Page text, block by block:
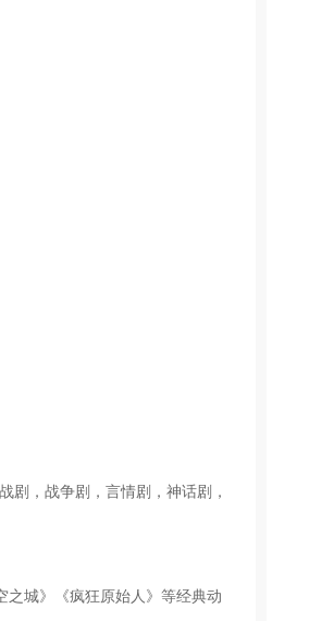
剧，战争剧，言情剧，神话剧，
之城》《疯狂原始人》等经典动